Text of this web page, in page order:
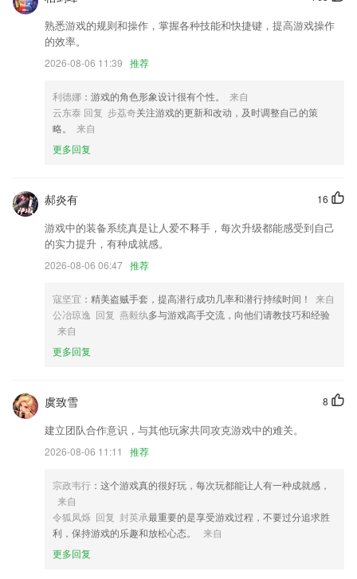
我的页面焕新，信息展示优化
优化栏目模块功能
新老版本打印设备的兼容，贴合实际业务；
文本编辑器设置中增加代码高亮长度限制选项
对于发起群直播的老师，支持自动生成以学生维度统计的群直播观看报
告，帮助优化上课效果。对于观看群直播的家长学生，支持手机在线直播
以上就是利发电竞下载的介绍，如果您喜欢这款软件，您可以到应用商店
进行打分评论，说出您的使用经历，以帮助我们更好的对产品进行优化修
熟悉游戏的规则和操作，掌握各种技能和快捷键，提高游戏操作
的效率。
2026-08-06 11:39 推荐
利德娜 ：游戏的角色形象设计很有个性。
来自
云东泰 回复 步荔奇关注游戏的更新和改动，及时调整自己的策
略。
来自
更多回复
16
郝炎有
游戏中的装备系统真是让人爱不释手，每次升级都能感受到自己
的实力提升，有种成就感。
2026-08-06 06:47 推荐
寇坚宜 ：精美盗贼手套，提高潜行成功几率和潜行持续时间！
来自
公冶琼逸 回复 燕毅纨多与游戏高手交流，向他们请教技巧和经验
来自
更多回复
8
虞致雪
建立团队合作意识，与其他玩家共同攻克游戏中的难关。
2026-08-06 11:11 推荐
宗政韦行 ：这个游戏真的很好玩，每次玩都能让人有一种成就感，
来自
令狐凤烁 回复 封英承最重要的是享受游戏过程，不要过分追求胜
利，保持游戏的乐趣和放松心态。
来自
更多回复